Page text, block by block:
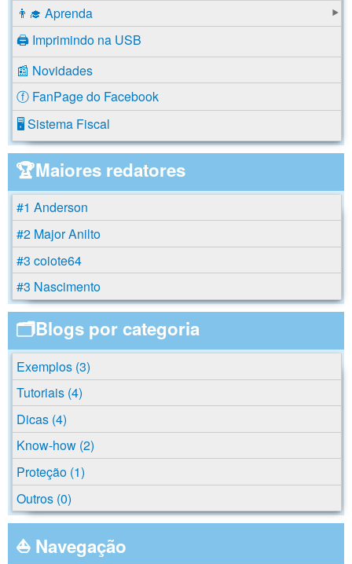
👨‍🎓 Aprenda
🖨️ Imprimindo na USB
📰 Novidades
ⓕ FanPage do Facebook
🖥️ Sistema Fiscal
🏆Maiores redatores
#1 Anderson
#2 Major Anilto
#3 coiote64
#3 Nascimento
🗂️Blogs por categoria
Exemplos (3)
Tutoriais (4)
Dicas (4)
Know-how (2)
Proteção (1)
Outros (0)
⛵ Navegação